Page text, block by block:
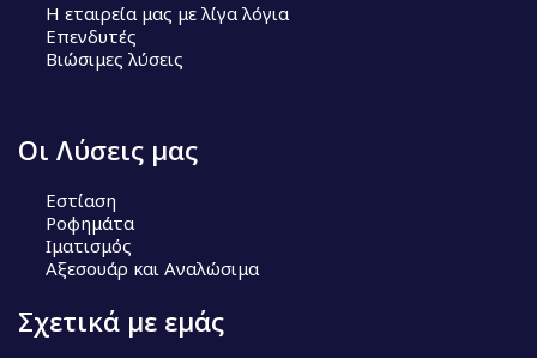
Η εταιρεία μας με λίγα λόγια
Επενδυτές
Βιώσιμες λύσεις
Οι Λύσεις μας
Εστίαση
Ροφημάτα
Ιματισμός
Αξεσουάρ και Αναλώσιμα
Σχετικά με εμάς